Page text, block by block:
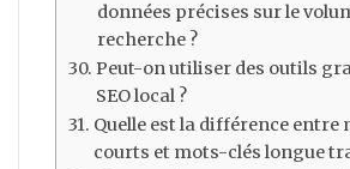
données précises sur le
recherche ?
Peut-on utiliser des outils
SEO local ?
Quelle est la différence entre
courts et mots-clés longue